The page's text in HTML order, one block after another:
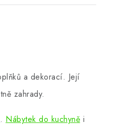
a dekorací. Její
zahrady.
. Nábytek do kuchyně i